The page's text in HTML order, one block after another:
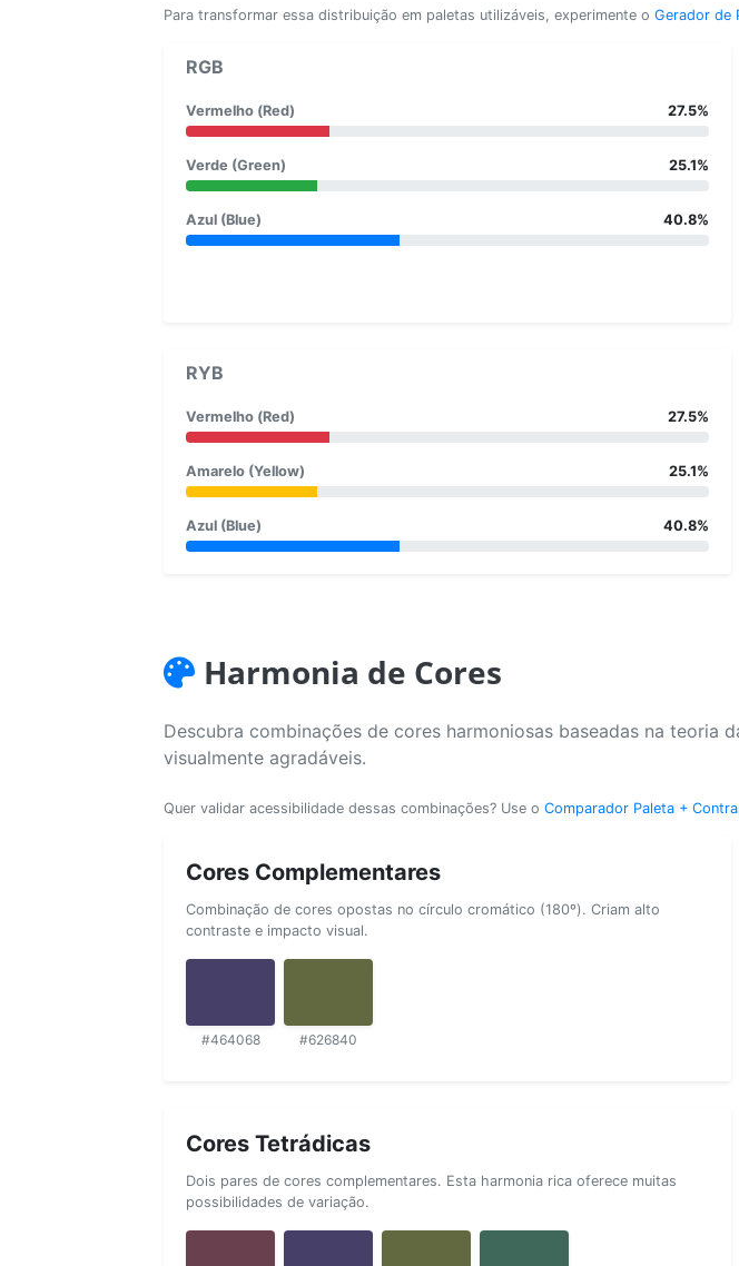
Para transformar essa distribuição em paletas utilizáveis, experimente o Gerador de
RGB
Vermelho (Red) 27.5%
Verde (Green) 25.1%
Azul (Blue) 40.8%
RYB
Vermelho (Red) 27.5%
Amarelo (Yellow) 25.1%
Azul (Blue) 40.8%
Harmonia de Cores
Descubra combinações de cores harmoniosas baseadas na teoria
visualmente agradáveis.
Quer validar acessibilidade dessas combinações? Use o Comparador Paleta +
Cores Complementares
Combinação de cores opostas no círculo cromático (180º). Criam alto
contraste e impacto visual.
#464068 #626840
Cores Tetrádicas
Dois pares de cores complementares. Esta harmonia rica oferece muitas
possibilidades de variação.